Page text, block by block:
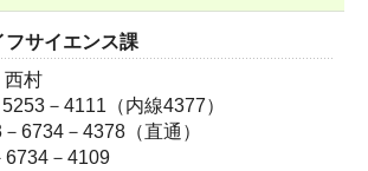
フサイエンス課
西村
－4111（内線4377）
－4378（直通）
－4109